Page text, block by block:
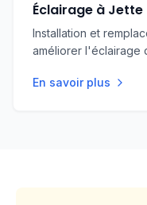
Éclairage à Jette
Installation et
améliorer l'éclairage
En savoir plus